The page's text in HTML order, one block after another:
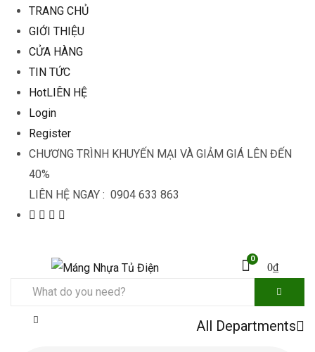
TRANG CHỦ
GIỚI THIỆU
CỬA HÀNG
TIN TỨC
HotLIÊN HỆ
Login
Register
CHƯƠNG TRÌNH KHUYẾN MẠI VÀ GIẢM GIÁ LÊN ĐẾN
40%
LIÊN HỆ NGAY : 0904 633 863
0
0₫
All Departments